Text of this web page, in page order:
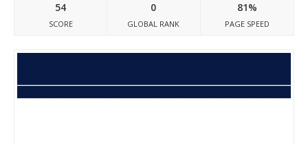
54
SCORE
0
GLOBAL RANK
81%
PAGE SPEED